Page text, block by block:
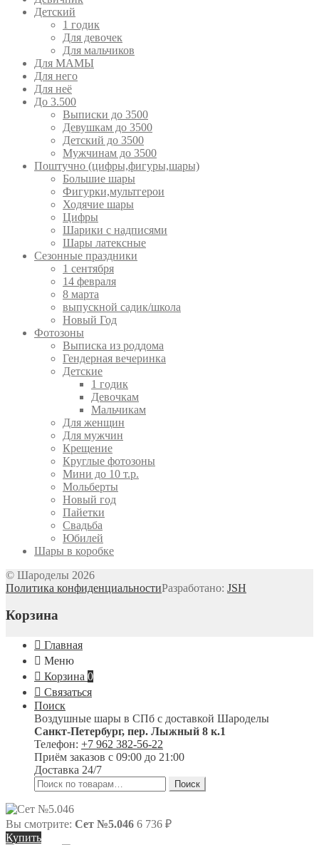
Детский
1 годик
Для девочек
Для мальчиков
Для МАМЫ
Для него
Для неё
До 3.500
Выписки до 3500
Девушкам до 3500
Детский до 3500
Мужчинам до 3500
Поштучно (цифры,фигуры,шары)
Большие шары
Фигурки,мультгерои
Ходячие шары
Цифры
Шарики с надписями
Шары латексные
Сезонные праздники
1 сентября
14 февраля
8 марта
выпускной садик/школа
Новый Год
Фотозоны
Выписка из роддома
Гендерная вечеринка
Детские
1 годик
Девочкам
Мальчикам
Для женщин
Для мужчин
Крещение
Круглые фотозоны
Мини до 10 т.р.
Мольберты
Новый год
Пайетки
Свадьба
Юбилей
Шары в коробке
© Шароделы 2026
Политика конфиденциальностиРазработано: JSH
Корзина
Главная
Меню
Корзина 0
Связаться
Поиск
Воздушные шары в СПб с доставкой Шароделы
Санкт-Петербург, пер. Лыжный 8 к.1
Телефон: +7 962 382-56-22
Приём заказов с 09:00 до 21:00
Доставка 24/7
Искать:
Поиск
Вы смотрите: Сет №5.046 6 736 ₽
Купить